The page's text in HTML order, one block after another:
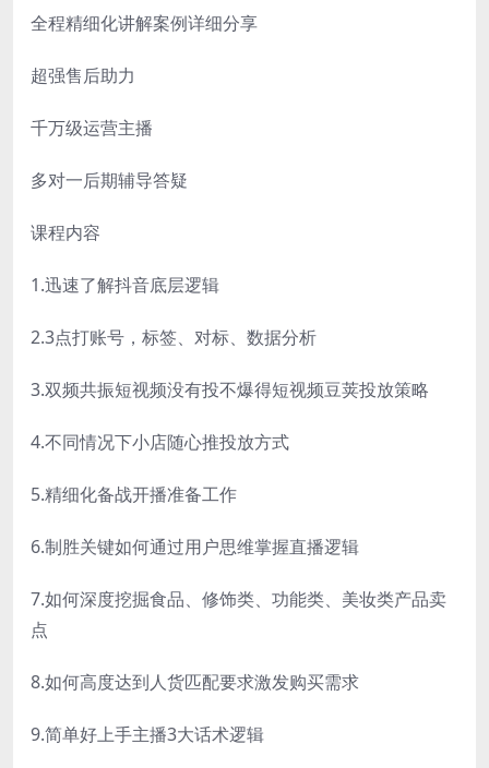
全程精细化讲解案例详细分享
超强售后助力
千万级运营主播
多对一后期辅导答疑
课程内容
1.迅速了解抖音底层逻辑
2.3点打账号，标签、对标、数据分析
3.双频共振短视频没有投不爆得短视频豆荚投放策略
4.不同情况下小店随心推投放方式
5.精细化备战开播准备工作
6.制胜关键如何通过用户思维掌握直播逻辑
7.如何深度挖掘食品、修饰类、功能类、美妆类产品卖
点
8.如何高度达到人货匹配要求激发购买需求
9.简单好上手主播3大话术逻辑